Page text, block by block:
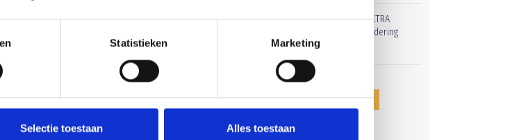
Statistieken Marketing
Selectie toestaan Alles toestaan
Uitnodiging voor de EXTRA
Algemene Ledenvergadering
CATEGORIEËN
Clubnieuws